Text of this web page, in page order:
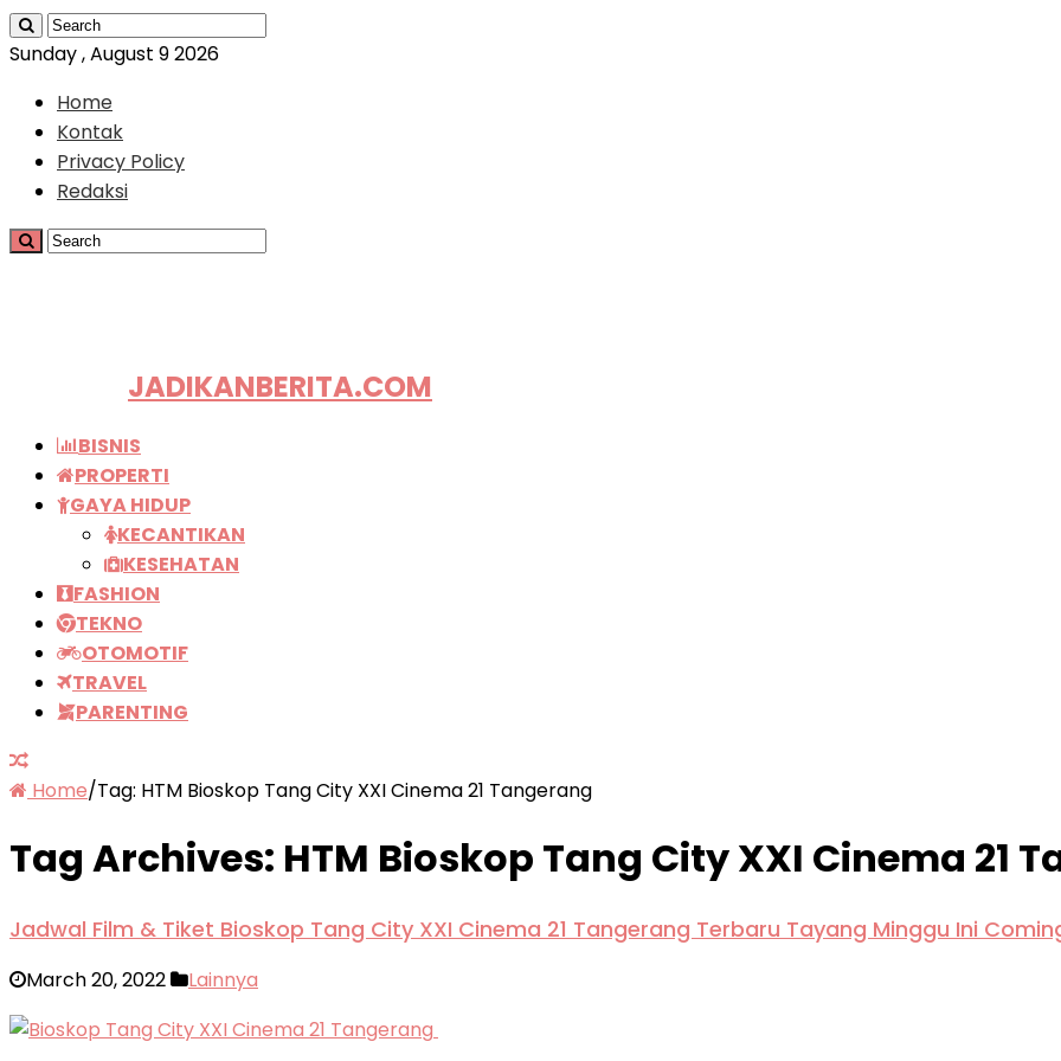
Sunday , August 9 2026
Home
Kontak
Privacy Policy
Redaksi
JADIKANBERITA.COM
BISNIS
PROPERTI
GAYA HIDUP
KECANTIKAN
KESEHATAN
FASHION
TEKNO
OTOMOTIF
TRAVEL
PARENTING
Home/Tag: HTM Bioskop Tang City XXI Cinema 21 Tangerang
Tag Archives: HTM Bioskop Tang City XXI Cinema 21
Jadwal Film & Tiket Bioskop Tang City XXI Cinema 21 Tangerang Terbaru Tayang Minggu Ini
March 20, 2022 Lainnya